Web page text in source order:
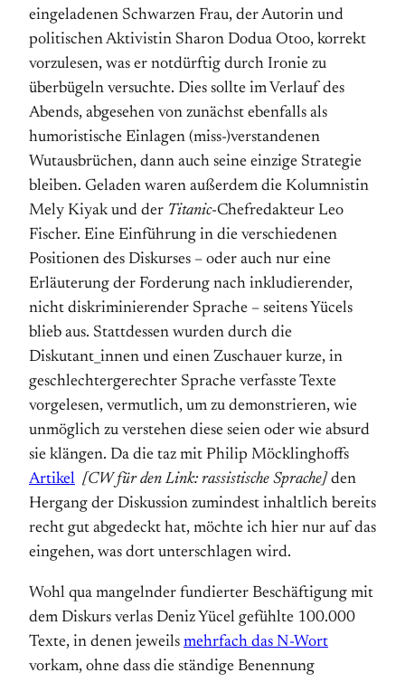
eingeladenen Schwarzen Frau, der Autorin und
politischen Aktivistin Sharon Dodua Otoo, korrekt
vorzulesen, was er notdürftig durch Ironie zu
überbügeln versuchte. Dies sollte im Verlauf des
Abends, abgesehen von zunächst ebenfalls als
humoristische Einlagen (miss-)verstandenen
Wutausbrüchen, dann auch seine einzige Strategie
bleiben. Geladen waren außerdem die Kolumnistin
Mely Kiyak und der Titanic-Chefredakteur Leo
Fischer. Eine Einführung in die verschiedenen
Positionen des Diskurses – oder auch nur eine
Erläuterung der Forderung nach inkludierender,
nicht diskriminierender Sprache – seitens Yücels
blieb aus. Stattdessen wurden durch die
Diskutant_innen und einen Zuschauer kurze, in
geschlechtergerechter Sprache verfasste Texte
vorgelesen, vermutlich, um zu demonstrieren, wie
unmöglich zu verstehen diese seien oder wie absurd
sie klängen. Da die taz mit Philip Möcklinghoffs
Artikel [CW für den Link: rassistische Sprache] den
Hergang der Diskussion zumindest inhaltlich bereits
recht gut abgedeckt hat, möchte ich hier nur auf das
eingehen, was dort unterschlagen wird.
Wohl qua mangelnder fundierter Beschäftigung mit
dem Diskurs verlas Deniz Yücel gefühlte 100.000
Texte, in denen jeweils mehrfach das N-Wort
vorkam, ohne dass die ständige Benennung